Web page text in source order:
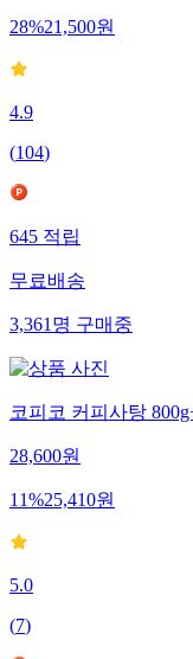
28%21,500원
4.9
(104)
645 적립
무료배송
3,361 명 구매중
코피코 커피사탕
28,600원
11%25,410원
5.0
(7)